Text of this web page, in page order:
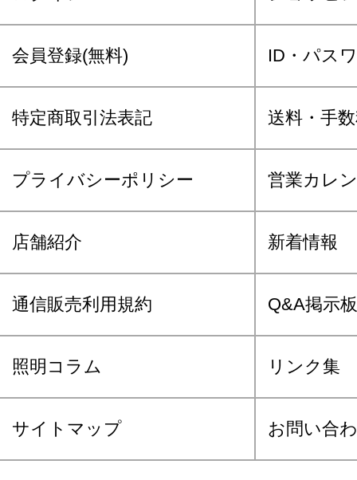
会員登録(無料) ID・パス
特定商取引法表記 送料・手
プライバシーポリシー 営業カレ
店舗紹介 新着情報
通信販売利用規約 Q&A掲示板
照明コラム リンク集
サイトマップ お問い合